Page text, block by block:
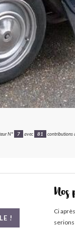
N° 7 avec 81 contributions
!
Nos
Ci
serions